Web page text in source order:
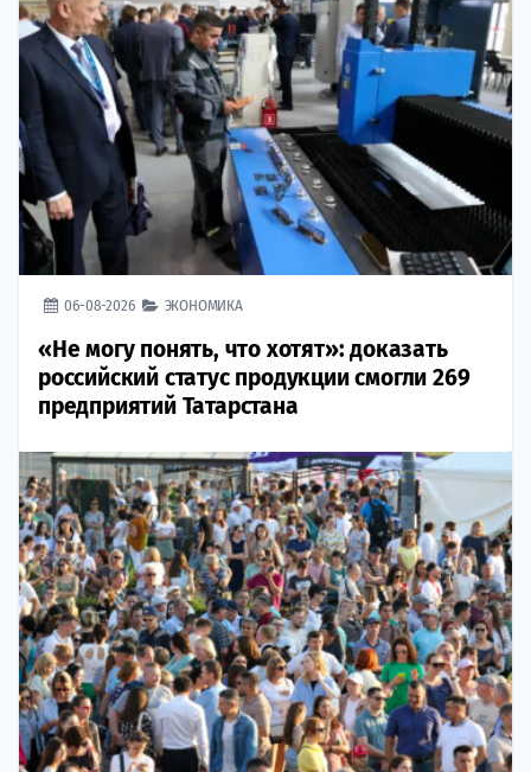
06-08-2026 ЭКОНОМИКА
«Не могу понять, что хотят»: доказать
российский статус продукции смогли 269
предприятий Татарстана